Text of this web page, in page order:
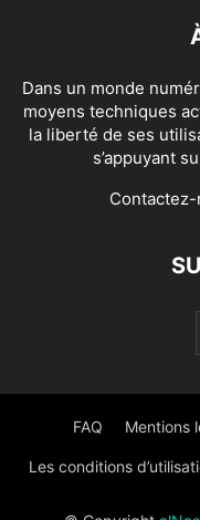
Dans un monde
moyens techniques
la liberté de ses
s’appuyant
Contactez-
FAQ Mentions
Les conditions